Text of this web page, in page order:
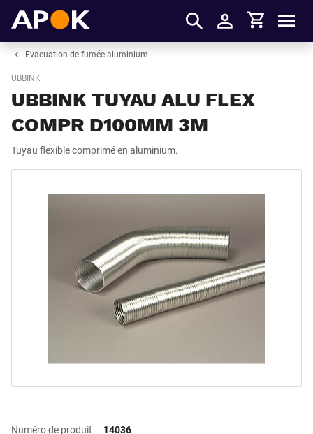
S'identifier
Panier
Evacuation de fumée aluminium
UBBINK
UBBINK TUYAU ALU FLEX
COMPR D100MM 3M
Tuyau flexible comprimé en aluminium.
Numéro de produit
14036